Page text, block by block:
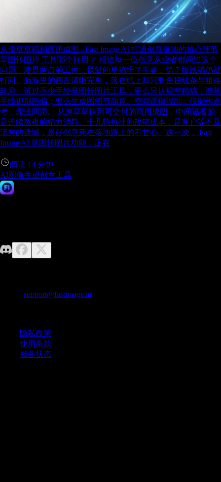
从潦草草稿到商用成图 - Fast Image AI 打通创意落地的核心环节
草图转图片 工具哪个好用？ 相信每一位创意从业者都问过这个
问题。凌晨两点的工位，揉皱的草稿堆了半桌，第 7 版线稿仍被
打回。脑海里的画面清晰完整，落在纸上却只剩歪扭线条与粗略
轮廓。试过不少手绘草图转图片工具，要么只认规整精稿，潦草
手绘识别跑偏；要么生成图细节崩坏、空间逻辑混乱，仅能作参
考，无法商用。 从潦草草稿到可交付的商用成图，中间隔着的
是连续熬夜的精力消耗、十几轮拉扯的改稿成本，是客户等不及
流失的遗憾，是好创意死在落地路上的不甘心。这一次， Fast
Image AI 草图转图片功能，正在
阅读 14 分钟
AI图像生成创意工具
support@fastimage.ai
隐私政策
使用条款
服务状态